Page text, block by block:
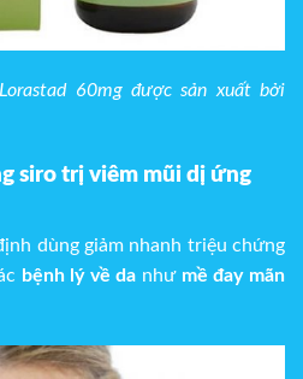
60mg được sản xuất bởi
siro trị viêm mũi dị ứng
dùng giảm nhanh triệu chứng
bệnh lý về da như mề đay mãn